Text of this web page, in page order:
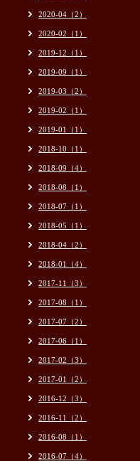
2020-04（2）
2020-02（1）
2019-12（1）
2019-09（1）
2019-03（2）
2019-02（1）
2019-01（1）
2018-10（1）
2018-09（4）
2018-08（1）
2018-07（1）
2018-05（1）
2018-04（2）
2018-01（4）
2017-11（3）
2017-08（1）
2017-07（2）
2017-06（1）
2017-02（3）
2017-01（2）
2016-12（3）
2016-11（2）
2016-08（1）
2016-07（4）